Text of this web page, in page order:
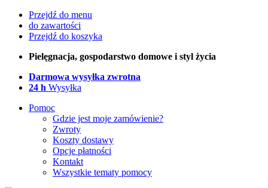
Przejdź do menu
do zawartości
Przejdź do koszyka
Pielęgnacja, gospodarstwo domowe i styl życia
Darmowa wysyłka zwrotna
24 h Wysyłka
Pomoc
Gdzie jest moje zamówienie?
Zwroty
Koszty dostawy
Opcje płatności
Kontakt
Wszystkie tematy pomocy